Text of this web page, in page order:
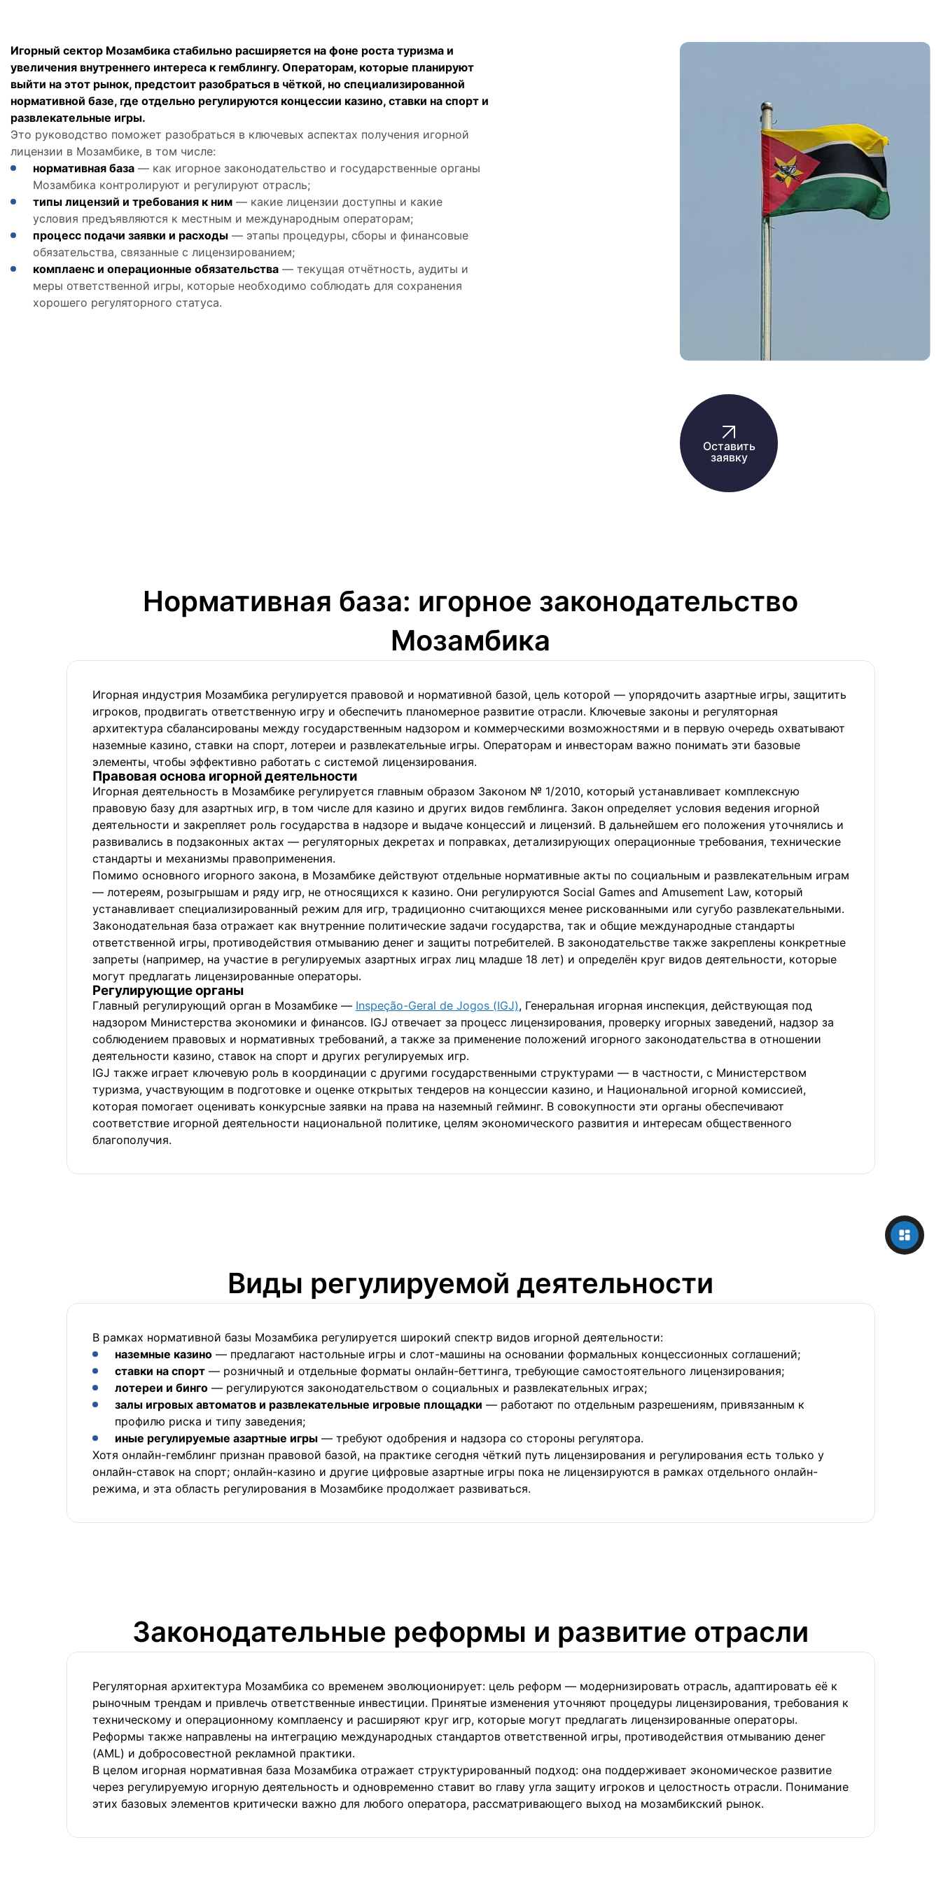
Игорный сектор Мозамбика стабильно расширяется на фоне роста туризма и
увеличения внутреннего интереса к гемблингу. Операторам, которые планируют
выйти на этот рынок, предстоит разобраться в чёткой, но специализированной
нормативной базе, где отдельно регулируются концессии казино, ставки на спорт и
развлекательные игры.
Это руководство поможет разобраться в ключевых аспектах получения игорной
лицензии в Мозамбике, в том числе:
нормативная база — как игорное законодательство и государственные органы
Мозамбика контролируют и регулируют отрасль;
типы лицензий и требования к ним — какие лицензии доступны и какие
условия предъявляются к местным и международным операторам;
процесс подачи заявки и расходы — этапы процедуры, сборы и финансовые
обязательства, связанные с лицензированием;
комплаенс и операционные обязательства — текущая отчётность, аудиты и
меры ответственной игры, которые необходимо соблюдать для сохранения
хорошего регуляторного статуса.
Оставить
заявку
Нормативная база: игорное законодательство
Мозамбика
Игорная индустрия Мозамбика регулируется правовой и нормативной базой, цель которой — упорядочить азартные игры, защитить
игроков, продвигать ответственную игру и обеспечить планомерное развитие отрасли. Ключевые законы и регуляторная
архитектура сбалансированы между государственным надзором и коммерческими возможностями и в первую очередь охватывают
наземные казино, ставки на спорт, лотереи и развлекательные игры. Операторам и инвесторам важно понимать эти базовые
элементы, чтобы эффективно работать с системой лицензирования.
Правовая основа игорной деятельности
Игорная деятельность в Мозамбике регулируется главным образом Законом № 1/2010, который устанавливает комплексную
правовую базу для азартных игр, в том числе для казино и других видов гемблинга. Закон определяет условия ведения игорной
деятельности и закрепляет роль государства в надзоре и выдаче концессий и лицензий. В дальнейшем его положения уточнялись и
развивались в подзаконных актах — регуляторных декретах и поправках, детализирующих операционные требования, технические
стандарты и механизмы правоприменения.
Помимо основного игорного закона, в Мозамбике действуют отдельные нормативные акты по социальным и развлекательным играм
— лотереям, розыгрышам и ряду игр, не относящихся к казино. Они регулируются Social Games and Amusement Law, который
устанавливает специализированный режим для игр, традиционно считающихся менее рискованными или сугубо развлекательными.
Законодательная база отражает как внутренние политические задачи государства, так и общие международные стандарты
ответственной игры, противодействия отмыванию денег и защиты потребителей. В законодательстве также закреплены конкретные
запреты (например, на участие в регулируемых азартных играх лиц младше 18 лет) и определён круг видов деятельности, которые
могут предлагать лицензированные операторы.
Регулирующие органы
Главный регулирующий орган в Мозамбике — Inspeção-Geral de Jogos (IGJ), Генеральная игорная инспекция, действующая под
надзором Министерства экономики и финансов. IGJ отвечает за процесс лицензирования, проверку игорных заведений, надзор за
соблюдением правовых и нормативных требований, а также за применение положений игорного законодательства в отношении
деятельности казино, ставок на спорт и других регулируемых игр.
IGJ также играет ключевую роль в координации с другими государственными структурами — в частности, с Министерством
туризма, участвующим в подготовке и оценке открытых тендеров на концессии казино, и Национальной игорной комиссией,
которая помогает оценивать конкурсные заявки на права на наземный гейминг. В совокупности эти органы обеспечивают
соответствие игорной деятельности национальной политике, целям экономического развития и интересам общественного
благополучия.
Виды регулируемой деятельности
В рамках нормативной базы Мозамбика регулируется широкий спектр видов игорной деятельности:
наземные казино— предлагают настольные игры и слот-машины на основании формальных концессионных соглашений;
ставки на спорт— розничный и отдельные форматы онлайн-беттинга, требующие самостоятельного лицензирования;
лотереи и бинго— регулируются законодательством о социальных и развлекательных играх;
залы игровых автоматов и развлекательные игровые площадки — работают по отдельным разрешениям, привязанным к
профилю риска и типу заведения;
иные регулируемые азартные игры— требуют одобрения и надзора со стороны регулятора.
Хотя онлайн-гемблинг признан правовой базой, на практике сегодня чёткий путь лицензирования и регулирования есть только у
онлайн-ставок на спорт; онлайн-казино и другие цифровые азартные игры пока не лицензируются в рамках отдельного онлайн-
режима, и эта область регулирования в Мозамбике продолжает развиваться.
Законодательные реформы и развитие отрасли
Регуляторная архитектура Мозамбика со временем эволюционирует: цель реформ — модернизировать отрасль, адаптировать её к
рыночным трендам и привлечь ответственные инвестиции. Принятые изменения уточняют процедуры лицензирования, требования к
техническому и операционному комплаенсу и расширяют круг игр, которые могут предлагать лицензированные операторы.
Реформы также направлены на интеграцию международных стандартов ответственной игры, противодействия отмыванию денег
(AML) и добросовестной рекламной практики.
В целом игорная нормативная база Мозамбика отражает структурированный подход: она поддерживает экономическое развитие
через регулируемую игорную деятельность и одновременно ставит во главу угла защиту игроков и целостность отрасли. Понимание
этих базовых элементов критически важно для любого оператора, рассматривающего выход на мозамбикский рынок.